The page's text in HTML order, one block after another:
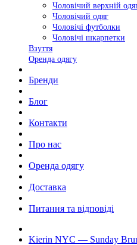
Чоловічий верхній
Чоловічий одяг
Чоловічі футболки
Чоловічі шкарпетки
Взуття
Оренда одягу
Бренди
Блог
Контакти
Про нас
Оренда одягу
Доставка
Питання та відповіді
Kierin NYC — Sunday